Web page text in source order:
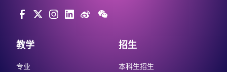
教学
专业
招生
本科生招生